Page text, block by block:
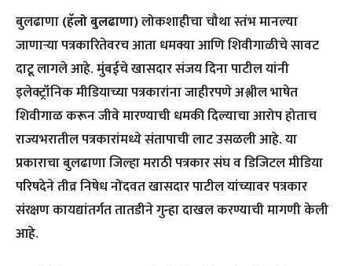
बुलढाणा(हॅलो बुलढाणा)लोकशाहीचा चौथा स्तंभ मानल्या
जाणाऱ्या पत्रकारितेवरच आता धमक्या आणि शिवीगाळीचे सावट
दाटू लागले आहे. मुंबईचे खासदार संजय दिना पाटील यांनी
इलेक्ट्रॉनिक मीडियाच्या पत्रकारांना जाहीरपणे अश्लील भाषेत
शिवीगाळ करून जीवे मारण्याची धमकी दिल्याचा आरोप होताच
राज्यभरातील पत्रकारांमध्ये संतापाची लाट उसळली आहे. या
प्रकाराचा बुलढाणा जिल्हा मराठी पत्रकार संघ व डिजिटल मीडिया
परिषदेने तीव्र निषेध नोंदवत खासदार पाटील यांच्यावर पत्रकार
संरक्षण कायद्यांतर्गत तातडीने गुन्हा दाखल करण्याची मागणी केली
आहे.